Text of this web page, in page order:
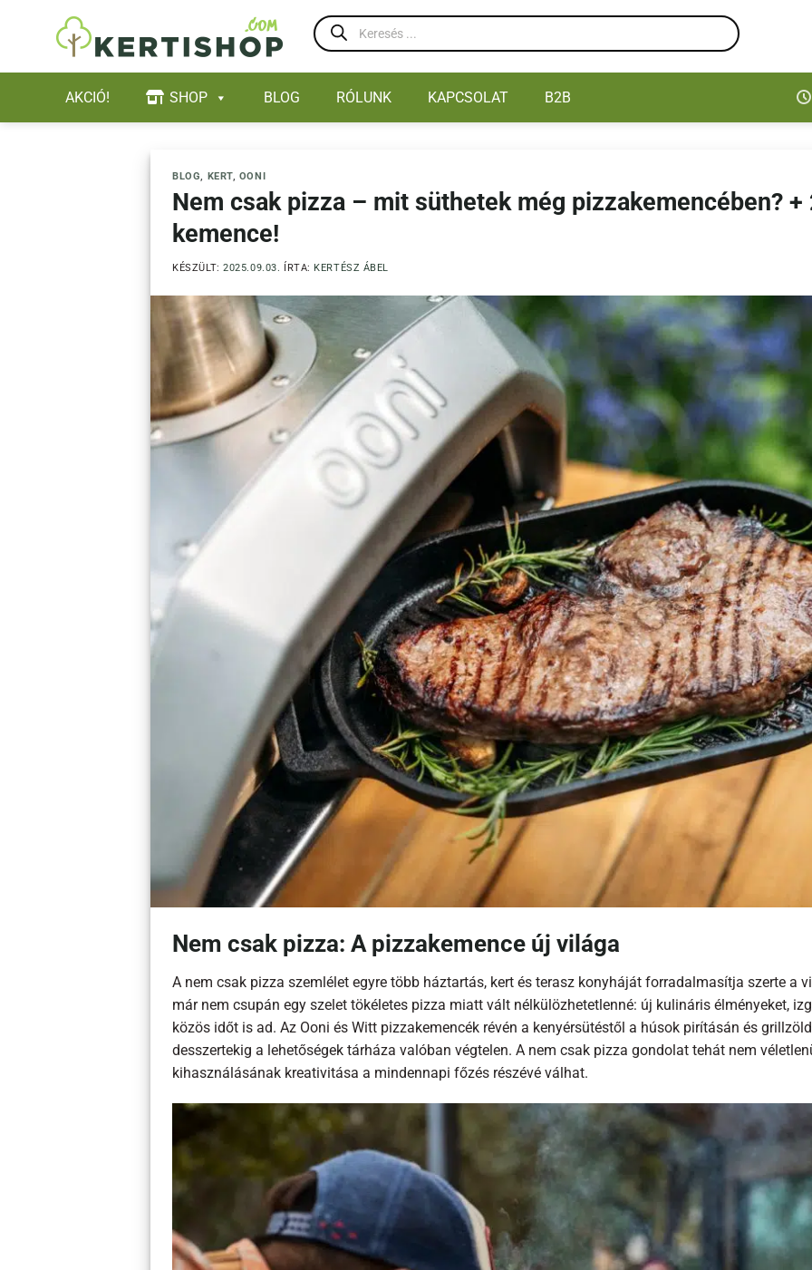
Products
search
AKCIÓ! SHOP BLOG RÓLUNK KAPCSOLAT B2B
BLOG, KERT, OONI
Nem csak pizza – mit süthetek még pizzakemencében?
kemence!
KÉSZÜLT:2025.09.03. ÍRTA: KERTÉSZ ÁBEL
Nem csak pizza: A pizzakemence új világa
A nem csak pizza szemlélet egyre több háztartás, kert és terasz konyháját forradalmasítja szerte a
már nem csupán egy szelet tökéletes pizza miatt vált nélkülözhetetlenné: új kulináris élményeket,
közös időt is ad. Az Ooni és Witt pizzakemencék révén a kenyérsütéstől a húsok pirításán és
desszertekig a lehetőségek tárháza valóban végtelen. A nem csak pizza gondolat tehát nem
kihasználásának kreativitása a mindennapi főzés részévé válhat.